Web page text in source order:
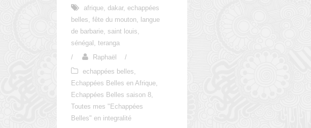
afrique, dakar, echappées
belles, fête du mouton, langue
de barbarie, saint louis,
sénégal , teranga
/
Raphaël
/
echappées belles,
Echappées Belles en Afrique,
Echappées Belles saison 8,
Toutes mes "Echappées
Belles" en integralité